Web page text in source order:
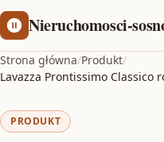
Nieruchomosci-
Strona główna/Produkt/
Lavazza Prontissimo Classico
PRODUKT